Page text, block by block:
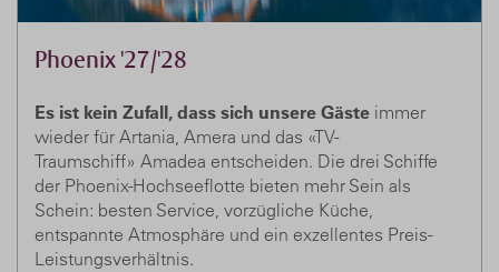
Phoenix '27/'28
Es ist kein Zufall, dass sich unsere Gäste immer
wieder für Artania, Amera und das «TV-
Traumschiff» Amadea entscheiden. Die drei Schiffe
der Phoenix-Hochseeflotte bieten mehr Sein als
Schein: besten Service, vorzügliche Küche,
entspannte Atmosphäre und ein exzellentes Preis-
Leistungsverhältnis.